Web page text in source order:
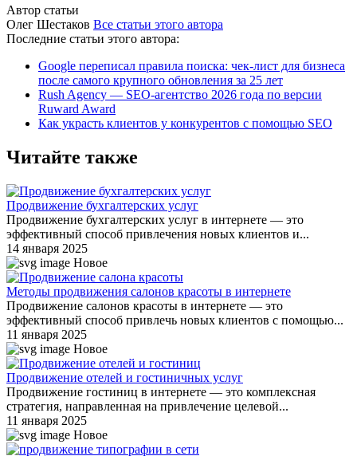
Автор статьи
Олег Шестаков Все статьи этого автора
Последние статьи этого автора:
Google переписал правила поиска: чек-лист для бизнеса
после самого крупного обновления за 25 лет
Rush Agency — SEO-агентство 2026 года по версии
Ruward Award
Как украсть клиентов у конкурентов с помощью SEO
Читайте также
Продвижение бухгалтерских услуг
Продвижение бухгалтерских услуг в интернете — это
эффективный способ привлечения новых клиентов и...
14 января 2025
Новое
Методы продвижения салонов красоты в интернете
Продвижение салонов красоты в интернете — это
эффективный способ привлечь новых клиентов с помощью...
11 января 2025
Новое
Продвижение отелей и гостиничных услуг
Продвижение гостиниц в интернете — это комплексная
стратегия, направленная на привлечение целевой...
11 января 2025
Новое